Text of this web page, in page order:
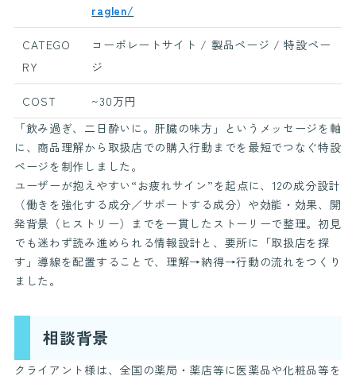
raglen/
CATEGO
RY
コーポレートサイト / 製品ページ / 特設ペー
ジ
COST
~30万円
「飲み過ぎ、二日酔いに。肝臓の味方」というメッセージを軸
に、商品理解から取扱店での購入行動までを最短でつなぐ特設
ページを制作しました。
ユーザーが抱えやすい“お疲れサイン”を起点に、12の成分設計
（働きを強化する成分／サポートする成分）や効能・効果、開
発背景（ヒストリー）までを一貫したストーリーで整理。初見
でも迷わず読み進められる情報設計と、要所に「取扱店を探
す」導線を配置することで、理解→納得→行動の流れをつくり
ました。
相談背景
クライアント様は、全国の薬局・薬店等に医薬品や化粧品等を